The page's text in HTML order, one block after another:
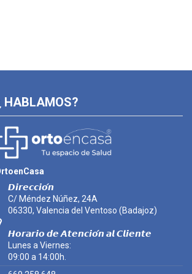
HABLAMOS?
𝘿𝙞𝙧𝙚𝙘𝙘𝙞𝙤́𝙣
C/ Méndez Núñez, 24A
06330, Valencia del Ventoso (Badajoz)
𝙃𝙤𝙧𝙖𝙧𝙞𝙤 𝙙𝙚 𝘼𝙩𝙚𝙣𝙘𝙞𝙤́𝙣 𝙖𝙡 𝘾𝙡𝙞𝙚𝙣𝙩𝙚
Lunes a Viernes:
09:00 a 14:00h.